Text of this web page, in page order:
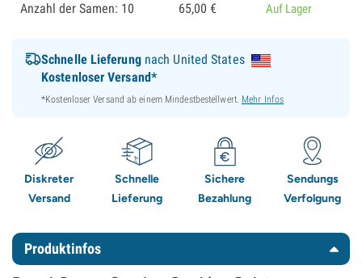
Anzahl der Samen: 10 65,00 € Auf Lager
Schnelle Lieferungnach United States
Kostenloser Versand*
*Kostenloser Versand ab einem Mindestbestellwert. Mehr Infos
Diskreter
Versand
Schnelle
Lieferung
Sichere
Bezahlung
Sendungs
Verfolgung
Produktinfos